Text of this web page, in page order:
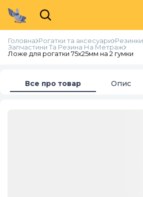
Головна Рогатки та аксесуари
Запчастини Та Резина На Метраж
Ложе для рогатки 75х25мм на 2 гумки
Все про товар Опис